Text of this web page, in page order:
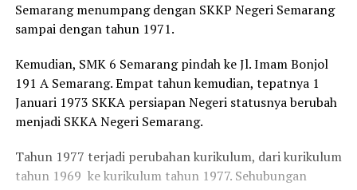
Semarang menumpang dengan SKKP Negeri Semarang
sampai dengan tahun 1971.
Kemudian, SMK 6 Semarang pindah ke Jl. Imam Bonjol
191 A Semarang. Empat tahun kemudian, tepatnya 1
Januari 1973 SKKA persiapan Negeri statusnya berubah
menjadi SKKA Negeri Semarang.
Tahun 1977 terjadi perubahan kurikulum, dari kurikulum
tahun 1969 ke kurikulum tahun 1977. Sehubungan